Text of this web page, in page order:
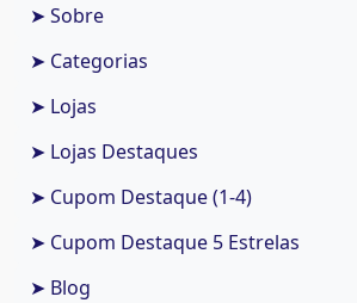
➤ Sobre
➤ Categorias
➤ Lojas
➤ Lojas Destaques
➤ Cupom Destaque (1-4)
➤ Cupom Destaque 5 Estrelas
➤ Blog